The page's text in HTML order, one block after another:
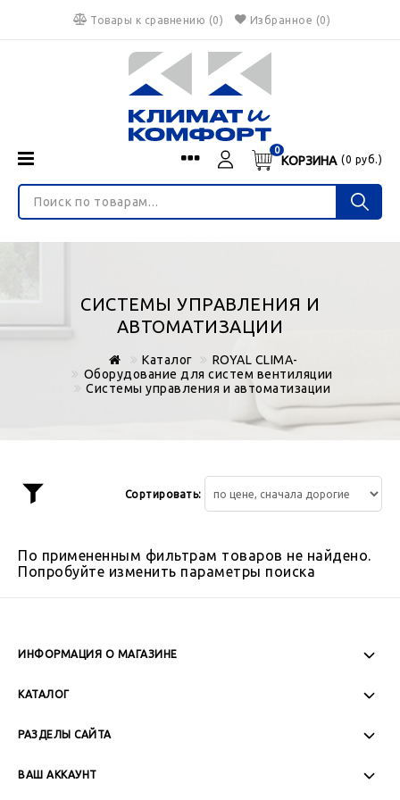
Товары к сравнению (0) Избранное (0)
Menu
Войти
€ руб.
КОРЗИНА
0
(0 руб.)
О нас
НЕ ЯВЛЯЕТСЯ ПУБЛИЧНОЙ ОФЕРТОЙ
Доставка и оплата
СИСТЕМЫ УПРАВЛЕНИЯ И
АВТОМАТИЗАЦИИ
Каталог
ROYAL CLIMA-
Оборудование для систем вентиляции
Системы управления и автоматизации
Сортировать:
По примененным фильтрам товаров не найдено.
Попробуйте изменить параметры поиска
ИНФОРМАЦИЯ О МАГАЗИНЕ
Сб-Вс: Выходной
КАТАЛОГ
РАЗДЕЛЫ САЙТА
ВАШ АККАУНТ